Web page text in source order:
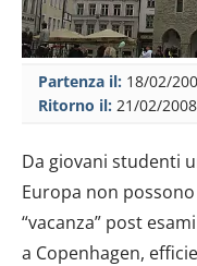
Partenza il: 18/02/
Ritorno il: 21/02/2008
Da giovani studenti
Europa non
“vacanza” post
a Copenhagen,